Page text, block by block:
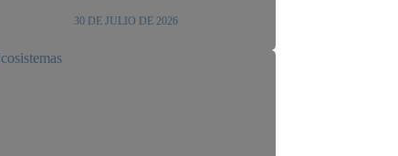
30 DE JULIO DE 2026